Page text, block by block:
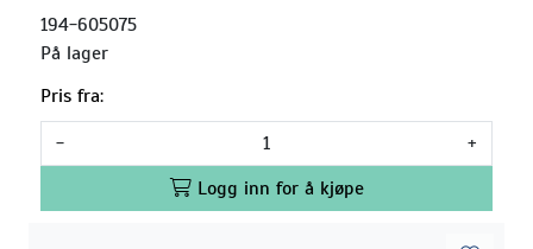
194-605075
På lager
Pris fra:
-
+
Logg inn for å kjøpe